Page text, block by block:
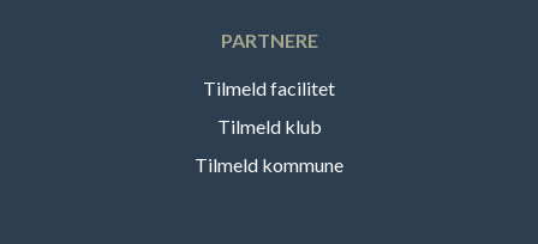
PARTNERE
Tilmeld facilitet
Tilmeld klub
Tilmeld kommune